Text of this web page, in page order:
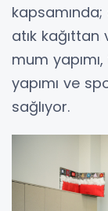
atık kağıttan
mum
yapımı ve
sağlıyor.